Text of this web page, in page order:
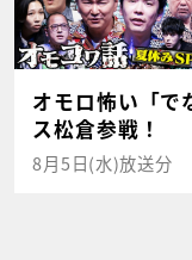
オモロ怖い「で
ス松倉参戦！
8月5日(水)放送分